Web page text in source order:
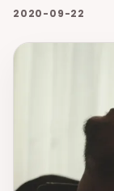
2020-09-22